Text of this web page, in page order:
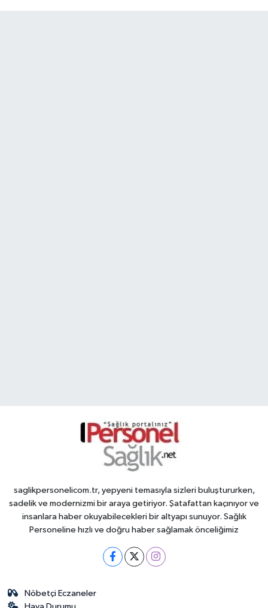
saglikpersonelicom.tr, yepyeni temasıyla sizleri buluştururken,
sadelik ve modernizmi bir araya getiriyor. Şatafattan kaçınıyor ve
insanlara haber okuyabilecekleri bir altyapı sunuyor. Sağlık
Personeline hızlı ve doğru haber sağlamak önceliğimiz
Nöbetçi Eczaneler